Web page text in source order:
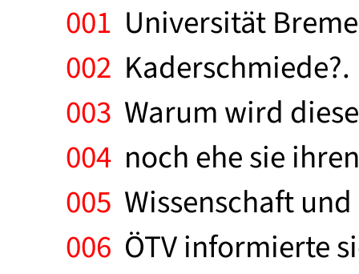
001 Universität
002
003 Warum wird
004 noch ehe sie
005 Wissenschaft
006 ÖTV informierte